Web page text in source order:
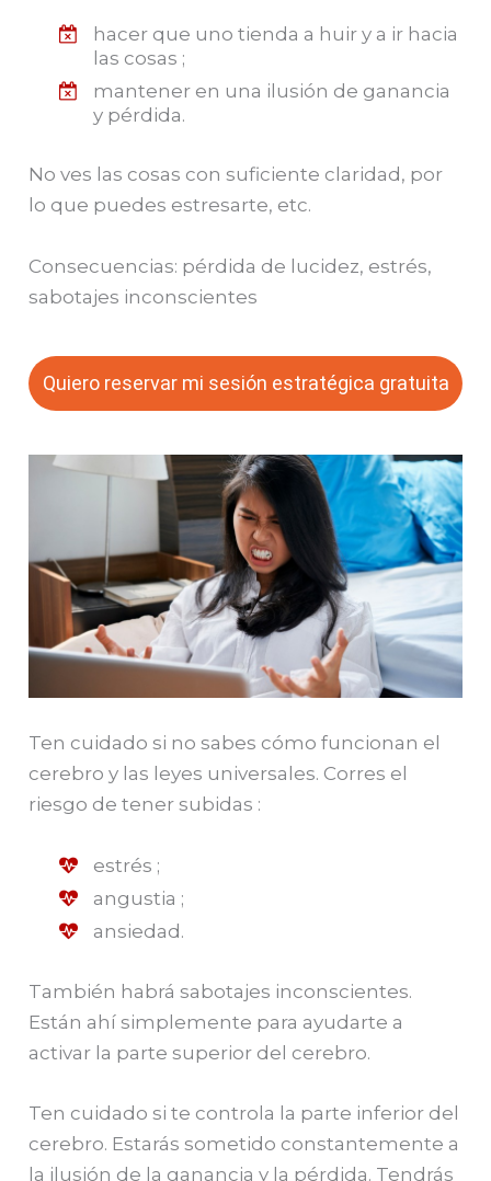
hacer que uno tienda a huir y a ir hacia
las cosas ;
mantener en una ilusión de ganancia
y pérdida.
No ves las cosas con suficiente claridad, por
lo que puedes estresarte, etc.
Consecuencias: pérdida de lucidez, estrés,
sabotajes inconscientes
Quiero reservar mi sesión estratégica gratuita
Ten cuidado si no sabes cómo funcionan el
cerebro y las leyes universales. Corres el
riesgo de tener subidas :
estrés ;
angustia ;
ansiedad.
También habrá sabotajes inconscientes.
Están ahí simplemente para ayudarte a
activar la parte superior del cerebro.
Ten cuidado si te controla la parte inferior del
cerebro. Estarás sometido constantemente a
la ilusión de la ganancia y la pérdida. Tendrás